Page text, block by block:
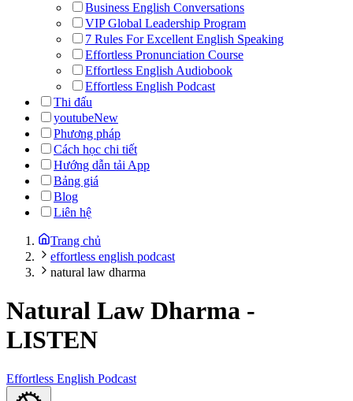
Business English Conversations
VIP Global Leadership Program
7 Rules For Excellent English Speaking
Effortless Pronunciation Course
Effortless English Audiobook
Effortless English Podcast
Thi đấu
youtubeNew
Phương pháp
Cách học chi tiết
Hướng dẫn tải App
Bảng giá
Blog
Liên hệ
Trang chủ
effortless english podcast
natural law dharma
Natural Law Dharma -
LISTEN
Effortless English Podcast